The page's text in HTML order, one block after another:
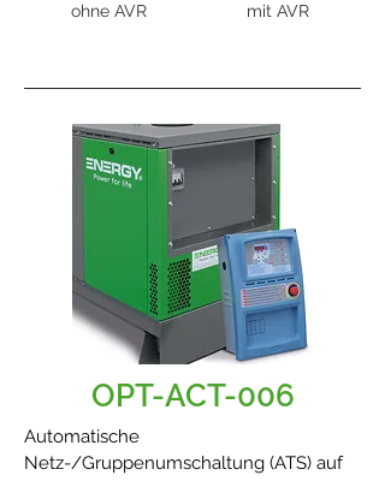
ohne AVR mit AVR
OPT-ACT-006
Automatische
Netz-/Gruppenumschaltung (ATS) auf